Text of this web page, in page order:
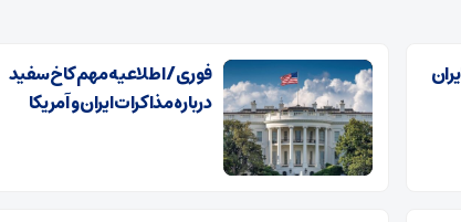
فوری/ اطلاعیه مهم کاخ سفید
درباره مذاکرات ایران و آمریکا